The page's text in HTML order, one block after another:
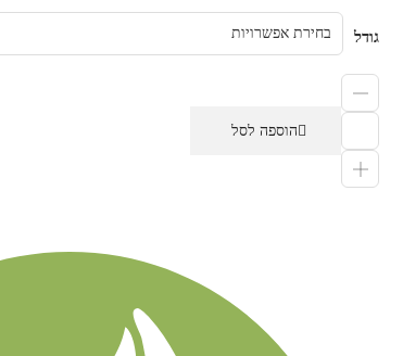
גודל
הוספה לסל